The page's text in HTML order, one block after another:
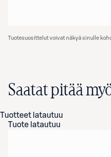
Tuotesuosittelut voivat näkyä sinulle
Saatat pitää
Tuotteet latautuu
Tuote latautuu